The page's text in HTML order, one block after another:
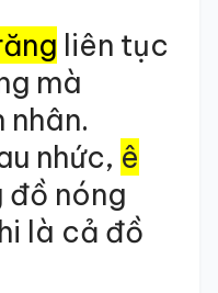
liên tục
mà
nhân.
nhức, ê
đồ nóng
là cả đồ